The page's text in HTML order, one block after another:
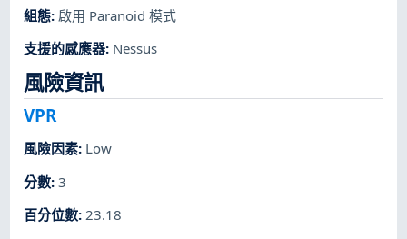
組態: 啟用 Paranoid 模式
支援的感應器: Nessus
風險資訊
VPR
風險因素: Low
分數:3
百分位數: 23.18